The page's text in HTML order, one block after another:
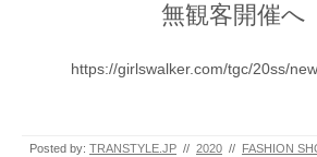
無観客開催へ
https://girlswalker.com/tgc/20ss/
Posted by: TRANSTYLE.JP // 2020 // FASHION